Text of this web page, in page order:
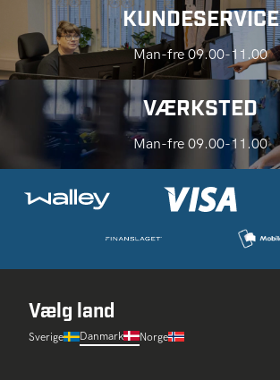
KUNDESERVICE
Man-fre 09.00-11.00
VÆRKSTED
Man-fre 09.00-11.00
Vælg land
Sverige Danmark Norge